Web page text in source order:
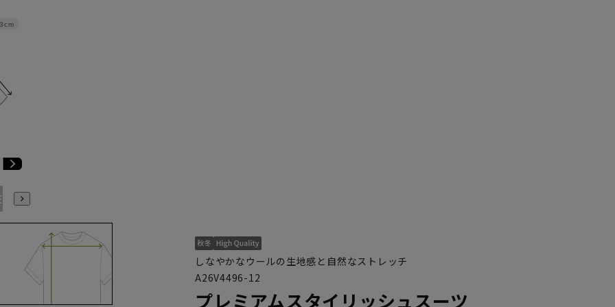
BE4
しなやかなウールの生地感と自然なストレッチ
A26V4496-12
プレミアムスタイリッシュスーツ